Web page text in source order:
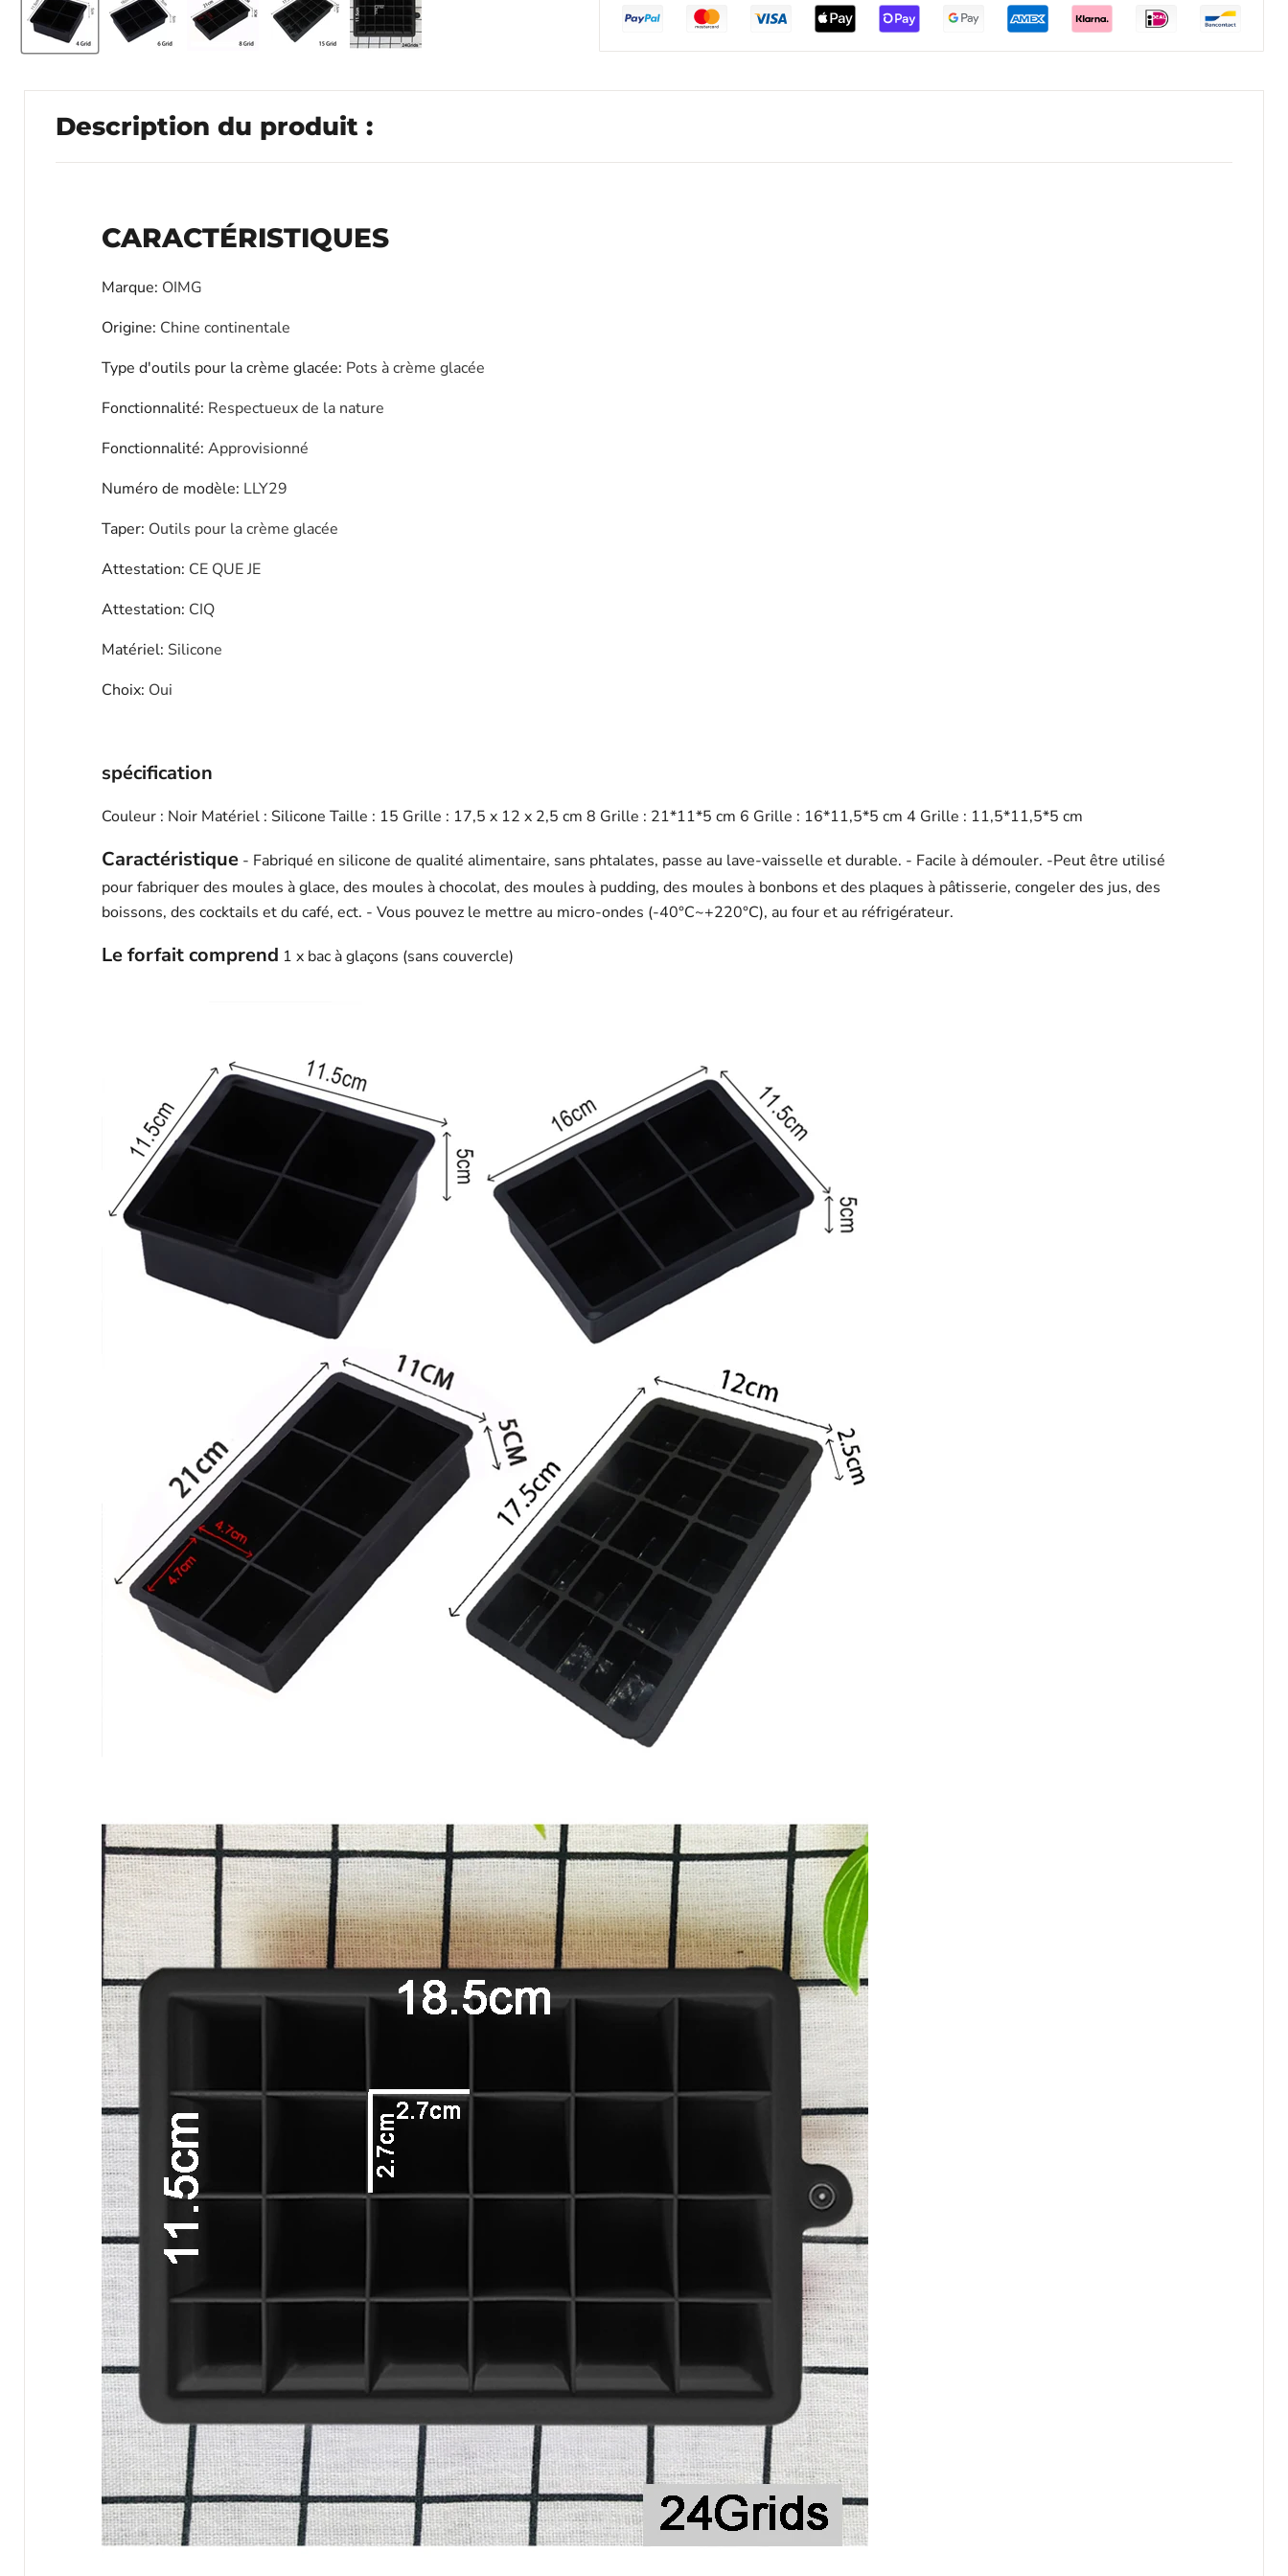
Description du produit :
CARACTÉRISTIQUES
Marque: OIMG
Origine: Chine continentale
Type d'outils pour la crème glacée: Pots à crème glacée
Fonctionnalité: Respectueux de la nature
Fonctionnalité: Approvisionné
Numéro de modèle: LLY29
Taper: Outils pour la crème glacée
Attestation: CE QUE JE
Attestation: CIQ
Matériel: Silicone
Choix: Oui
spécification
Couleur : Noir Matériel : Silicone Taille : 15 Grille : 17,5 x 12 x 2,5 cm 8 Grille : 21*11*5 cm 6 Grille : 16*11,5*5 cm 4 Grille : 11,5*11,5*5 cm
Caractéristique - Fabriqué en silicone de qualité alimentaire, sans phtalates, passe au lave-vaisselle et durable. - Facile à démouler. -Peut être utilisé
pour fabriquer des moules à glace, des moules à chocolat, des moules à pudding, des moules à bonbons et des plaques à pâtisserie, congeler des jus, des
boissons, des cocktails et du café, ect. - Vous pouvez le mettre au micro-ondes (-40°C~+220°C), au four et au réfrigérateur.
Le forfait comprend 1 x bac à glaçons (sans couvercle)